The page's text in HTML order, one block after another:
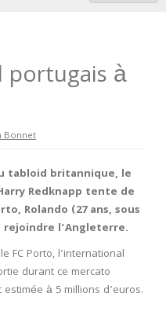
à
Bonnet
tabloid britannique, le
Redknapp tente de
Rolando (27 ans, sous
rejoindre l’Angleterre.
FC Porto, l’international
durant ce mercato
à 5 millions d’euros.